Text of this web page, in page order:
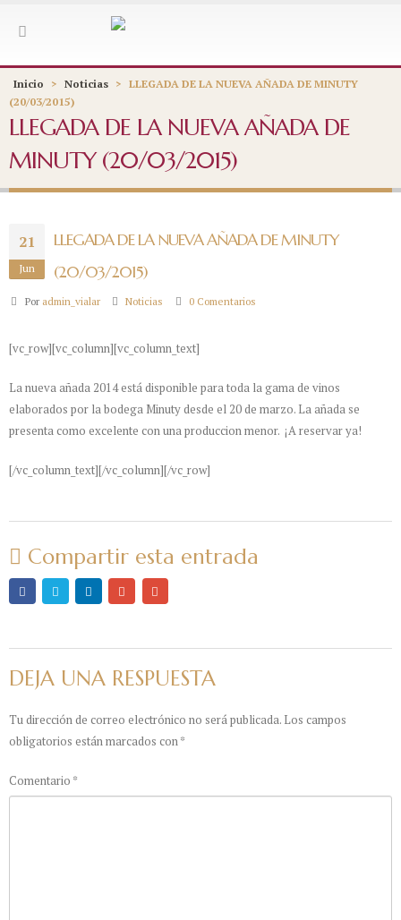
Inicio > Noticias > LLEGADA DE LA NUEVA AÑADA DE MINUTY
(20/03/2015)
LLEGADA DE LA NUEVA AÑADA DE
MINUTY (20/03/2015)
21
Jun
LLEGADA DE LA NUEVA AÑADA DE MINUTY
(20/03/2015)
Por admin_vialar Noticias 0 Comentarios
[vc_row][vc_column][vc_column_text]
La nueva añada 2014 está disponible para toda la gama de vinos
elaborados por la bodega Minuty desde el 20 de marzo. La añada se
presenta como excelente con una produccion menor. ¡A reservar ya!
[/vc_column_text][/vc_column][/vc_row]
Compartir esta entrada
DEJA UNA RESPUESTA
Tu dirección de correo electrónico no será publicada. Los campos
obligatorios están marcados con*
Comentario *